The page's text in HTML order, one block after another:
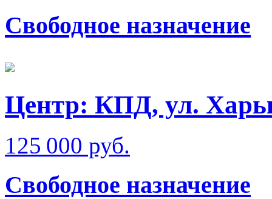
Свободное назначение
Центр: КПД, ул.
125 000 руб.
Свободное назначение